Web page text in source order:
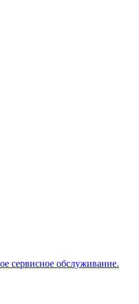
сервисное обслуживание.